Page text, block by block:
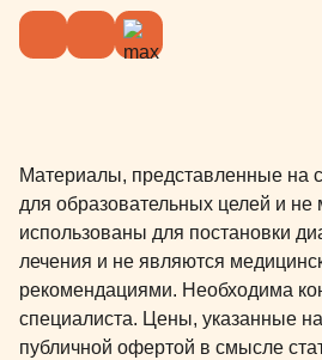
Материалы, представленные на
для образовательных целей и не
использованы для постановки
лечения и не являются
рекомендациями. Необходима
специалиста. Цены, указанные
публичной офертой в смысле